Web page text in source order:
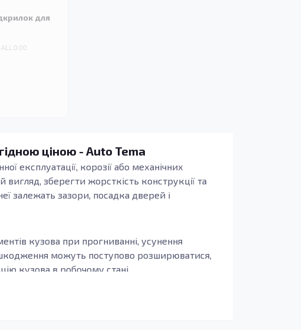
для
ціною - Auto Tema
експлуатації, корозії або механічних
зберегти жорсткість конструкції та
залежать зазори, посадка дверей і
кузова при прогниванні, усунення
можуть поступово розширюватися,
кузова в робочому стані.
Важливо, щоб деталь повторювала заводські